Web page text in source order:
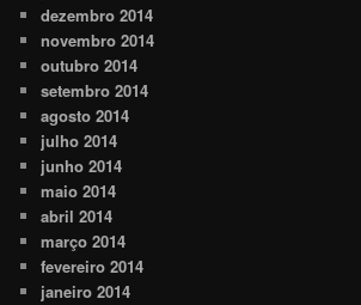
dezembro 2014
novembro 2014
outubro 2014
setembro 2014
agosto 2014
julho 2014
junho 2014
maio 2014
abril 2014
março 2014
fevereiro 2014
janeiro 2014